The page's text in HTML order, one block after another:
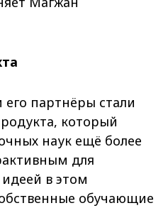
партнёры стали
который
наук ещё более
для
в этом
обучающие